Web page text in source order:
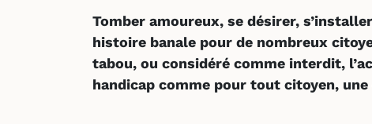
Tomber amoureux, se désirer,
histoire banale pour de nombreux
tabou, ou considéré comme interdit,
handicap comme pour tout citoyen,